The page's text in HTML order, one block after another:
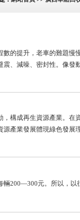
的提升，老車的難題慢
、減噪、密封性。像發
構成再生資源產業。在
產業發展體現綠色發展
輛200—300元。所以，以